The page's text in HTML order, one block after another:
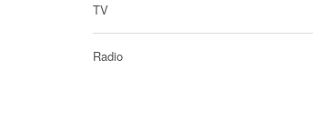
TV
Radio